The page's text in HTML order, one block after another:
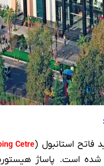
فاتح استانبول (Cetre
شده است. پاساژ